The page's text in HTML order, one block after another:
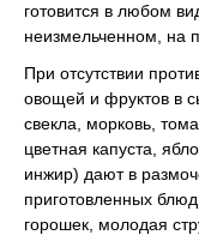
готовится в любом
неизмельченном, на
При отсутствии
овощей и фруктов в
свекла, морковь,
цветная капуста,
инжир) дают в
приготовленных
горошек, молодая